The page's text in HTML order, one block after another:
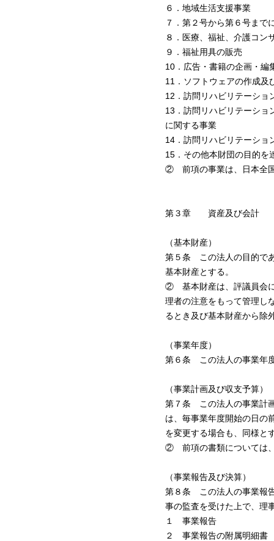
６．地域生活支援事業
７．第２号から第６号まで
８．医療、福祉、介護コン
９．福祉用具の販売
10．広告・書籍の企画・編
11．ソフトウェアの作成及
12．訪問リハビリテーショ
13．訪問リハビリテーショ
に関する事業
14．訪問リハビリテーショ
15．その他本財団の目的を
② 前項の事業は、日本全
第３章 資産及び会計
（基本財産）
第５条 この法人の目的で
基本財産とする。
② 基本財産は、評議員会に
理者の注意をもって管理し
るとき及び基本財産から除
（事業年度）
第６条 この法人の事業年
（事業計画及び収支予算）
第７条 この法人の事業計
は、毎事業年度開始の日の
を変更する場合も、同様と
② 前項の書類については、
（事業報告及び決算）
第８条 この法人の事業報
事の監査を受けた上で、理
１ 事業報告
２ 事業報告の附属明細書